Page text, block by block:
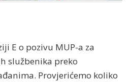
E o pozivu MUP-a za
službenika preko
Provjerićemo koliko